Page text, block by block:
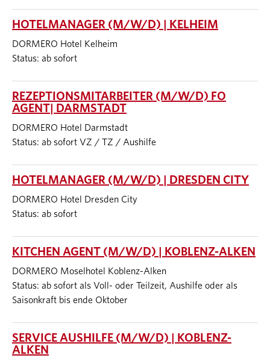
HOTELMANAGER (M/W/D) | KELHEIM
DORMERO Hotel Kelheim
Status: ab sofort
REZEPTIONSMITARBEITER (M/W/D) FO
AGENT| DARMSTADT
DORMERO Hotel Darmstadt
Status: ab sofort VZ / TZ / Aushilfe
HOTELMANAGER (M/W/D) | DRESDEN CITY
DORMERO Hotel Dresden City
Status: ab sofort
KITCHEN AGENT (M/W/D) | KOBLENZ-ALKEN
DORMERO Moselhotel Koblenz-Alken
Status: ab sofort als Voll- oder Teilzeit, Aushilfe oder als
Saisonkraft bis ende Oktober
SERVICE AUSHILFE (M/W/D) | KOBLENZ-
ALKEN